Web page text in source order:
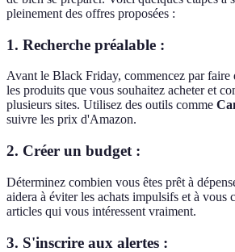
pleinement des offres proposées :
1. Recherche préalable :
Avant le Black Friday, commencez par faire
les produits que vous souhaitez acheter et
plusieurs sites. Utilisez des outils comme
suivre les prix d'Amazon.
2. Créer un budget :
Déterminez combien vous êtes prêt à
aidera à éviter les achats impulsifs et à vous
articles qui vous intéressent vraiment.
3. S'inscrire aux alertes :